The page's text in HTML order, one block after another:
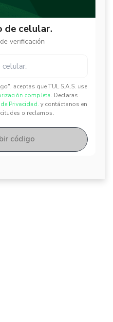
de celular.
verificación
aceptas que TUL S.A.S. use
completa. Declaras
Privacidad. y contáctanos en
o reclamos.
código